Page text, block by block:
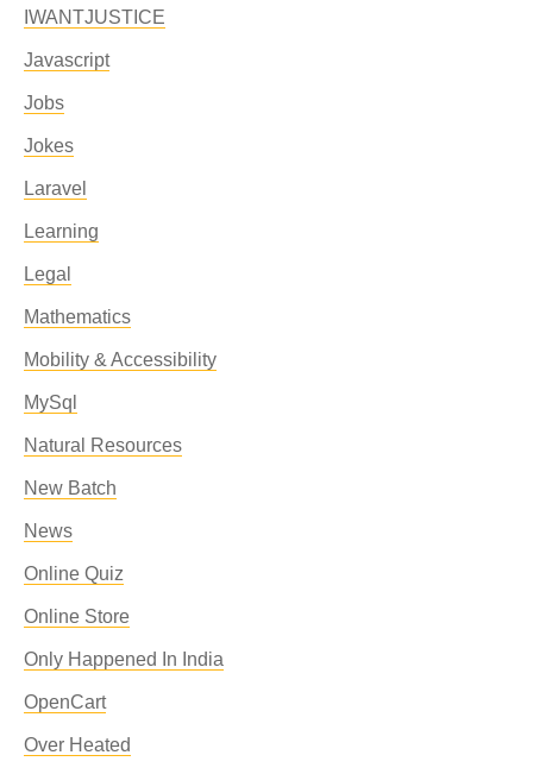
IWANTJUSTICE
Javascript
Jobs
Jokes
Laravel
Learning
Legal
Mathematics
Mobility & Accessibility
MySql
Natural Resources
New Batch
News
Online Quiz
Online Store
Only Happened In India
OpenCart
Over Heated